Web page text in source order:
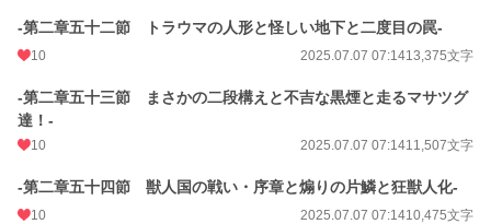
-第二章五十二節 トラウマの人形と怪しい地下と二度目の罠-
10 2025.07.07 07:1413,375文字
-第二章五十三節 まさかの二段構えと不吉な黒煙と走るマサツグ
達！-
10 2025.07.07 07:1411,507文字
-第二章五十四節 獣人国の戦い・序章と煽りの片鱗と狂獣人化-
10 2025.07.07 07:1410,475文字